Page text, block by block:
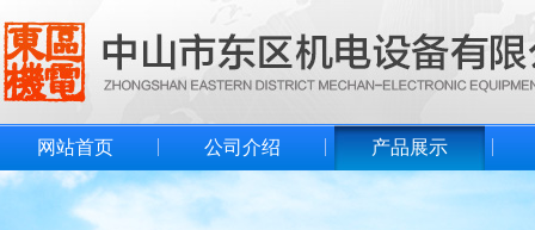
网站首页 公司介绍 产品展示